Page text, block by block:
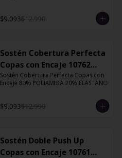
$9.093$12.990
Sostén Cobertura Perfecta
Copas con Encaje 10762
Orquidea
Sostén Cobertura Perfecta Copas con
Encaje 80% POLIAMIDA 20% ELASTANO
$9.093$12.990
Sostén Doble Push Up
Copas con Encaje 10761